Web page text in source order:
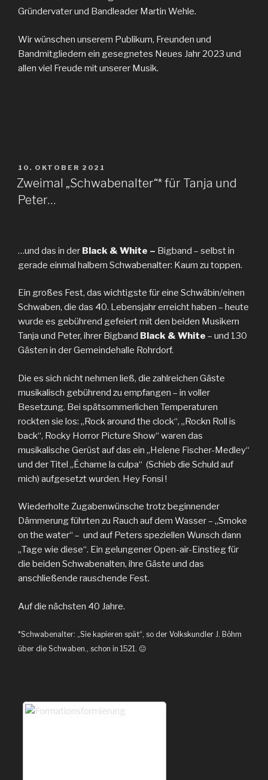
Gründervater und Bandleader Martin Wehle.
Wir wünschen unserem Publikum, Freunden und
Bandmitgliedern ein gesegnetes Neues Jahr 2023 und
allen viel Freude mit unserer Musik.
VERÖFFENTLICHT
AM
10. OKTOBER 2021
Zweimal „Schwabenalter“* für Tanja und
Peter…
…und das in der Black & White – Bigband – selbst in
gerade einmal halbem Schwabenalter: Kaum zu toppen.
Ein großes Fest, das wichtigste für eine Schwäbin/einen
Schwaben, die das 40. Lebensjahr erreicht haben – heute
wurde es gebührend gefeiert mit den beiden Musikern
Tanja und Peter, ihrer Bigband Black & White – und 130
Gästen in der Gemeindehalle Rohrdorf.
Die es sich nicht nehmen ließ, die zahlreichen Gäste
musikalisch gebührend zu empfangen – in voller
Besetzung. Bei spätsommerlichen Temperaturen
rockten sie los: „Rock around the clock“, „Rockn Roll is
back“, Rocky Horror Picture Show“ waren das
musikalische Gerüst auf das ein „Helene Fischer-Medley“
und der Titel „Échame la culpa“ (Schieb die Schuld auf
mich) aufgesetzt wurden. Hey Fonsi !
Wiederholte Zugabenwünsche trotz beginnender
Dämmerung führten zu Rauch auf dem Wasser – „Smoke
on the water“ – und auf Peters speziellen Wunsch dann
„Tage wie diese“. Ein gelungener Open-air-Einstieg für
die beiden Schwabenalten, ihre Gäste und das
anschließende rauschende Fest.
Auf die nächsten 40 Jahre.
*Schwabenalter: „Sie kapieren spät“, so der Volkskundler J. Böhm
über die Schwaben., schon in 1521. 😐